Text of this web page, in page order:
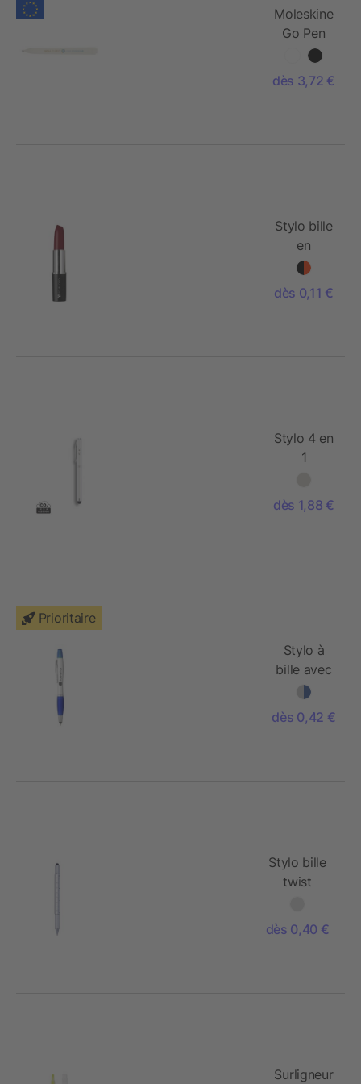
Moleskine
Go Pen
Stylo à
bille 1.0
dès 3,72 €
Stylo bille
en
plastique
dès 0,11 €
Stylo 4 en
1
dès 1,88 €
Prioritaire
Stylo à
bille avec
fonction
stylet et
surligneur
dès 0,42 €
Stylo bille
twist
dès 0,40 €
Surligneur